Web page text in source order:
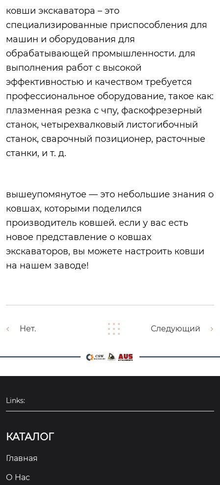
ковши экскаватора – это
специализированные приспособления для
машин и оборудования для
обрабатывающей промышленности. для
выполнения работ с высокой
эффективностью и качеством требуется
профессиональное оборудование, такое как:
плазменная резка с чпу, фаскофрезерный
станок, четырехвалковый листогибочный
станок, сварочный позиционер, расточные
станки, и т. д.
вышеупомянутое — это небольшие знания о
ковшах, которыми поделился
производитель ковшей. если у вас есть
новое представление о ковшах
экскаваторов, вы можете настроить ковши
на нашем заводе!
Нет. Следующий
Links:
КАТАЛОГ
Главная
О Hас